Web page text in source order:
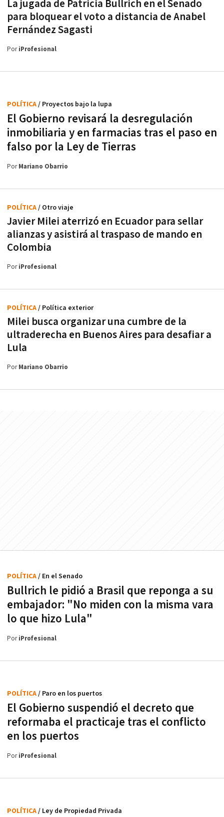
La jugada de Patricia Bullrich en el Senado
para bloquear el voto a distancia de Anabel
Fernández Sagasti
PoriProfesional
El Gobierno revisará la desregulación
inmobiliaria y en farmacias tras el paso en
falso por la Ley de Tierras
POLÍTICA/ Proyectos bajo la lupa
PorMariano Obarrio
Javier Milei aterrizó en Ecuador para sellar
alianzas y asistirá al traspaso de mando en
Colombia
POLÍTICA/ Otro viaje
PoriProfesional
Milei busca organizar una cumbre de la
ultraderecha en Buenos Aires para desafiar a
Lula
POLÍTICA/ Política exterior
PorMariano Obarrio
Bullrich le pidió a Brasil que reponga a su
embajador: "No miden con la misma vara
lo que hizo Lula"
POLÍTICA/ En el Senado
PoriProfesional
El Gobierno suspendió el decreto que
reformaba el practicaje tras el conflicto
en los puertos
POLÍTICA/ Paro en los puertos
PoriProfesional
POLÍTICA/ Ley de Propiedad Privada